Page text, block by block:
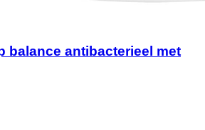
balance antibacterieel met